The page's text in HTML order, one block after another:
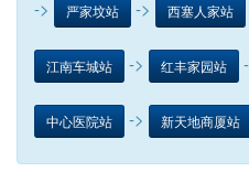
-> 严家坟站 -> 西塞人家站
江南车城站 -> 红丰家园站
中心医院站 -> 新天地商厦站